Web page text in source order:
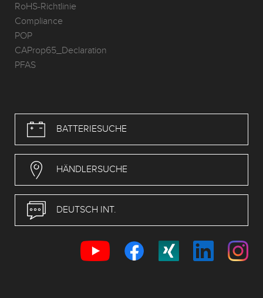
RoHS-Richtlinie
Compliance
POP
CAProp65_Declaration
PFAS
BATTERIESUCHE
HÄNDLERSUCHE
DEUTSCH INT.